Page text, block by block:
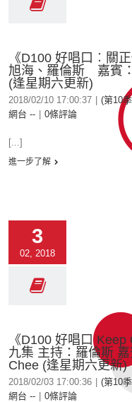
《D100 好唱口︰關
旭海、羅倫斯 嘉賓
(逢星期六更新)
2018/02/10 17:00:37 (第10
網台 --
0條評論
[...]
進一步了解
3
02, 2018
《D100 好唱口
九集 主持：羅倫斯
Chee (逢星期六更新)
2018/02/03 17:00:36 (第10
網台 --
0條評論